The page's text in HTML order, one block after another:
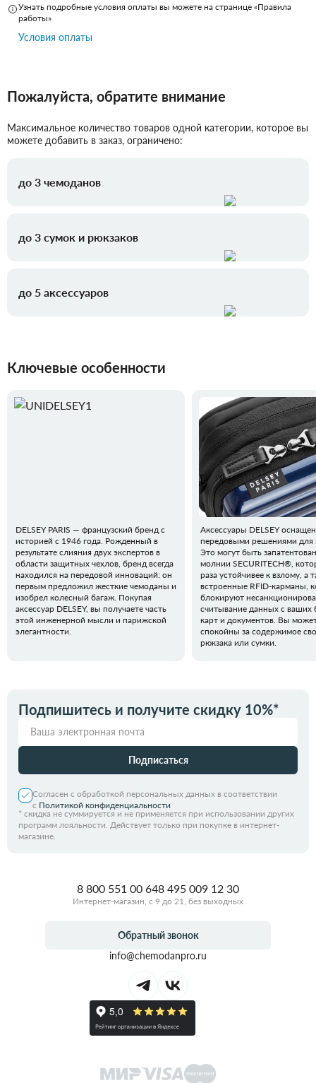
Узнать подробные условия оплаты вы можете на странице «Правила
работы»
Условия оплаты
Пожалуйста, обратите внимание
Максимальное количество товаров одной категории, которое вы
можете добавить в заказ, ограничено:
до 3 чемоданов
до 3 сумок и рюкзаков
до 5 аксессуаров
Ключевые особенности
DELSEY PARIS — французский бренд с
историей с 1946 года. Рожденный в
результате слияния двух экспертов в
области защитных чехлов, бренд всегда
находился на передовой инноваций: он
первым предложил жесткие чемоданы и
изобрел колесный багаж. Покупая
аксессуар DELSEY, вы получаете часть
этой инженерной мысли и парижской
элегантности.
Аксессуары DELSEY
передовыми решениями для
Это могут быть
молнии SECURITECH®,
раза устойчивее к взлому, а
встроенные RFID-карманы,
блокируют
считывание данных с ваших
карт и документов. Вы
спокойны за содержимое
рюкзака или сумки.
Подпишитесь и получите скидку 10%*
Подписаться
Согласен с обработкой персональных данных в соответствии
с Политикой конфиденциальности
* скидка не суммируется и не применяется при использовании других
программ лояльности. Действует только при покупке в интернет-
магазине.
8 800 551 00 648 495 009 12 30
Интернет-магазин, с 9 до 21, без выходных
Обратный звонок
info@chemodanpro.ru